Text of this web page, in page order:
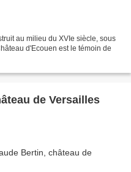
au milieu du XVIe siècle, sous
d'Ecouen est le témoin de
de Versailles